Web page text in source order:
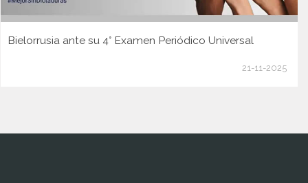
Bielorrusia ante su 4° Examen Periódico Universal
21-11-2025